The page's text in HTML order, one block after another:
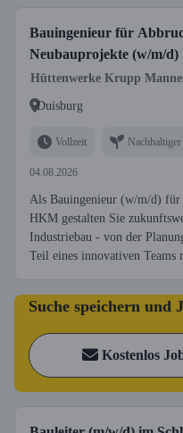
Bauingenieur für
Neubauprojekte (w/m/d)
Hüttenwerke Krupp
Duisburg
Vollzeit
04.08.2026
Als Bauingenieur (w/m/d) für
HKM gestalten Sie
Industriebau - von der
Teil eines innovativen Teams
Suche speichern und
Kostenlos